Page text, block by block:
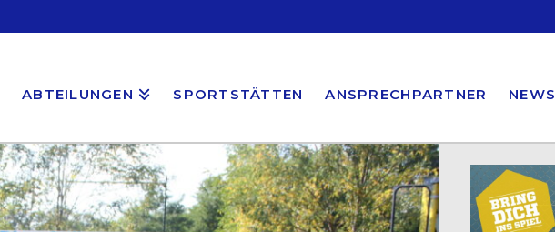
ABTEILUNGEN SPORTSTÄTTEN ANSPRECHPARTNER NEWS